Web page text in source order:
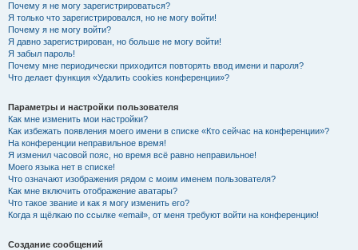
Почему я не могу зарегистрироваться?
Я только что зарегистрировался, но не могу войти!
Почему я не могу войти?
Я давно зарегистрирован, но больше не могу войти!
Я забыл пароль!
Почему мне периодически приходится повторять ввод имени и пароля?
Что делает функция «Удалить cookies конференции»?
Параметры и настройки пользователя
Как мне изменить мои настройки?
Как избежать появления моего имени в списке «Кто сейчас на конференции»?
На конференции неправильное время!
Я изменил часовой пояс, но время всё равно неправильное!
Моего языка нет в списке!
Что означают изображения рядом с моим именем пользователя?
Как мне включить отображение аватары?
Что такое звание и как я могу изменить его?
Когда я щёлкаю по ссылке «email», от меня требуют войти на конференцию!
Создание сообщений